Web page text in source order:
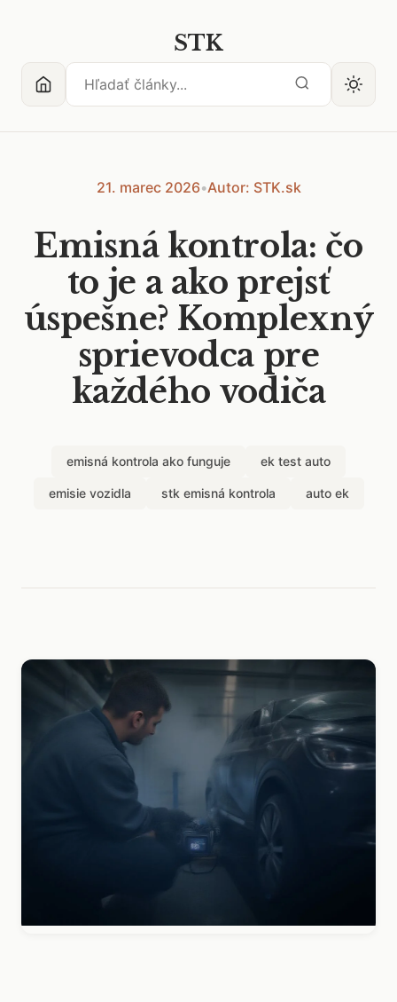
STK
21. marec 2026•Autor: STK.sk
Emisná kontrola: čo
to je a ako prejsť
úspešne? Komplexný
sprievodca pre
každého vodiča
emisná kontrola ako funguje ek test auto
emisie vozidla stk emisná kontrola auto ek